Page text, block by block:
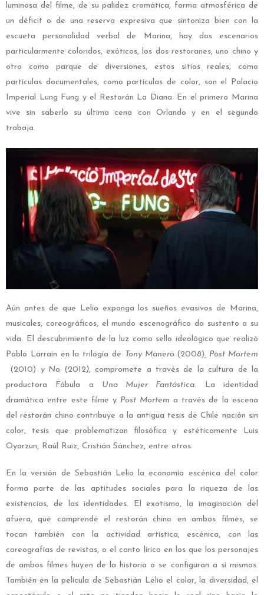
luminosa del filme, de su palidez cromática, forma atmosférica de
un déficit o de una reserva expresiva que sintoniza bien con la
escueta personalidad verbal de Marina, hay dos escenarios
particularmente coloridos, exóticos, los dos restoranes, uno chino y
otro como parque de diversiones, estos sitios reales, como
partículas documentales, como partículas de color, son el Palacio
Imperial Lung Fung y el Restorán La Diana. En el primero Marina
vive sin saberlo su última cena con Orlando y en el segundo
trabaja.
Aún antes de que Lelio exponga los sueños evasivos de Marina,
musicales, coreográficos, el mundo escenográfico da sustento a su
vida. El descubrimiento de la luz como sello ideológico que realizó
Pablo Larraín en la trilogía de
Tony Manero (2008) , Post Mortem
(2010) y No (2012), compromete a través de la cultura de la
productora Fábula a Una Mujer Fantástica. La identidad
dramática entre este filme y Post Mortem a través de la escena
del restorán chino contribuye a la antigua tesis de Chile nación sin
color, tesis que problematizan filosófica y estéticamente Luis
Oyarzun, Raúl Ruiz, Cristián Sánchez, entre otros.
En la versión de Sebastián Lelio la economía escénica del color
forma parte de las aptitudes sociales para la riqueza de las
existencias, de las identidades. El exotismo, la imaginación del
afuera, que comprende el restorán chino en ambos filmes, se
tocan también con la actividad artística, escénica, con las
coreografías de revistas, o el canto lírico en los que los personajes
de ambos filmes huyen de la historia o se configuran a sí mismos.
También en la película de Sebastián Lelio el color, la diversidad, el